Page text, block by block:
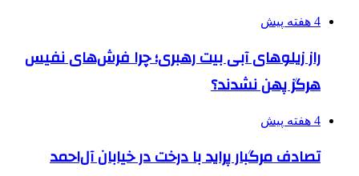
4 هفته پیش
راز زیلوهای آبی بیت رهبری؛ چرا فرش‌های نفیس
هرگز پهن نشدند؟
4 هفته پیش
تصادف مرگبار پراید با درخت در خیابان آل‌احمد